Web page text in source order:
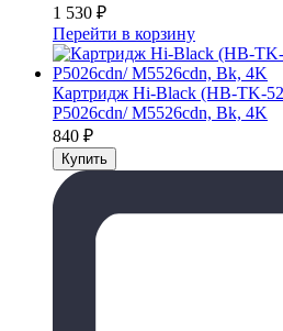
1 530 ₽
Перейти в корзину
Картридж Hi-Black (HB-TK-
P5026cdn/ M5526cdn, Bk, 4K
840 ₽